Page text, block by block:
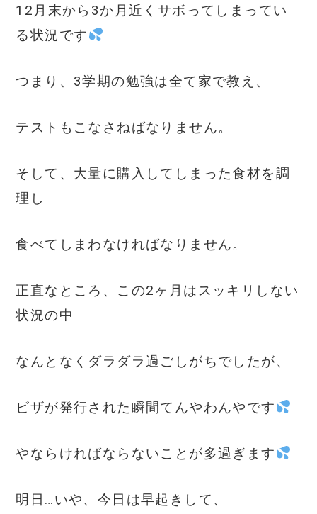
12月末から3か月近くサボってしまってい
る状況です
つまり、3学期の勉強は全て家で教え、
テストもこなさねばなりません。
そして、大量に購入してしまった食材を調
理し
食べてしまわなければなりません。
正直なところ、この2ヶ月はスッキリしない
状況の中
なんとなくダラダラ過ごしがちでしたが、
ビザが発行された瞬間てんやわんやです
やならければならないことが多過ぎます
明日…いや、今日は早起きして、